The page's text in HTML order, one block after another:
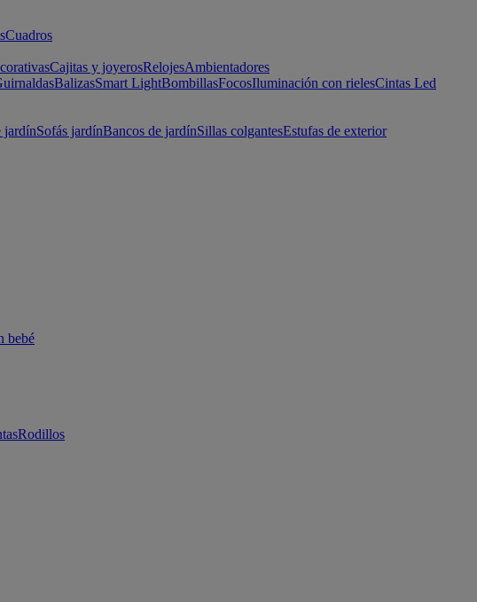
Cuadros
Cajitas y joyerosRelojesAmbientadores
BalizasSmart LightBombillasFocosIluminación con rielesCintas Led
jardínSofás jardínBancos de jardínSillas colgantesEstufas de exterior
bebé
Rodillos